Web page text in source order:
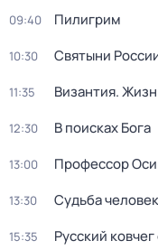
09:40 Пилигрим
10:30 Святыни
11:35 Византия.
12:30 В поисках Бога
13:00 Профессор
13:30 Судьба
15:35 Русский